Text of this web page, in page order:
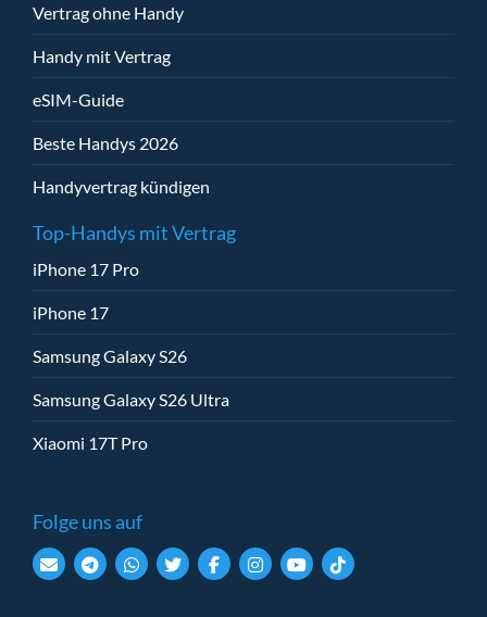
Vertrag ohne Handy
Handy mit Vertrag
eSIM-Guide
Beste Handys 2026
Handyvertrag kündigen
Top-Handys mit Vertrag
iPhone 17 Pro
iPhone 17
Samsung Galaxy S26
Samsung Galaxy S26 Ultra
Xiaomi 17T Pro
Folge uns auf